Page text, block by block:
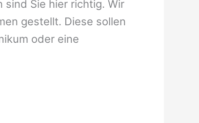
sind Sie hier richtig. Wir
gestellt. Diese sollen
oder eine